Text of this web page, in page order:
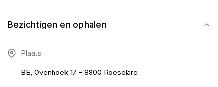
Bezichtigen en ophalen
Plaats
BE, Ovenhoek 17 - 8800 Roeselare